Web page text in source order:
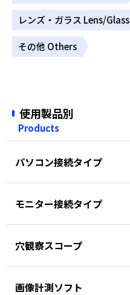
レンズ・ガラス Lens/Glass
その他 Others
使用製品別
Products
パソコン接続タイプ
モニター接続タイプ
穴観察スコープ
画像計測ソフト